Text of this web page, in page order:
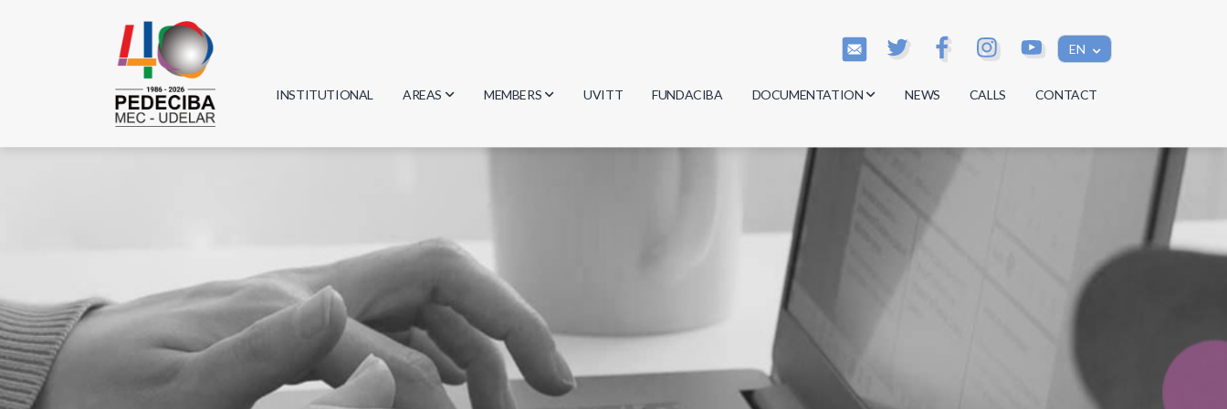
EN
INSTITUTIONAL AREAS
Biology
Computer Science
Mathematics
Chemistry
MEMBERS
Researchers
UVITT FUNDACIBA DOCUMENTATION
Minutes
Regulations
Documents
NEWS CALLS CONTACT